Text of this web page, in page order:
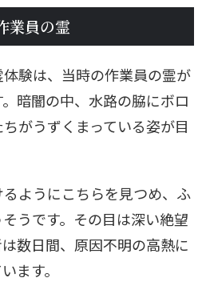
業員の霊
験は、当時の作業員の霊が
暗闇の中、水路の脇にボロ
がうずくまっている姿が目
ようにこちらを見つめ、ふ
うです。その目は深い絶望
数日間、原因不明の高熱に
ます。